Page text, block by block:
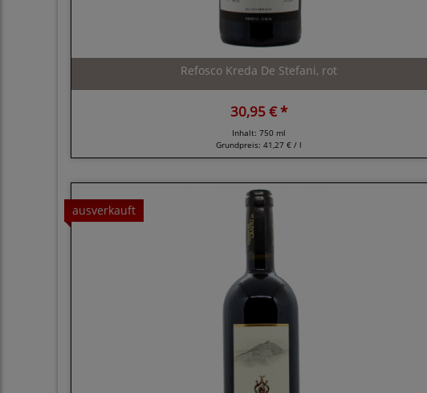
Refosco Kreda De Stefani, rot
30,95 € *
Inhalt: 750 ml
Grundpreis: 41,27 € / l
ausverkauft